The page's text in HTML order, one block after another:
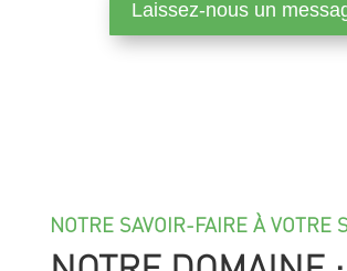
Laissez-nous un
NOTRE SAVOIR-FAIRE À VOTRE